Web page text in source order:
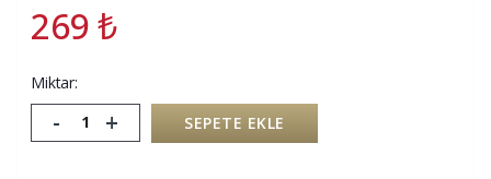
269₺
Miktar:
- + SEPETE EKLE